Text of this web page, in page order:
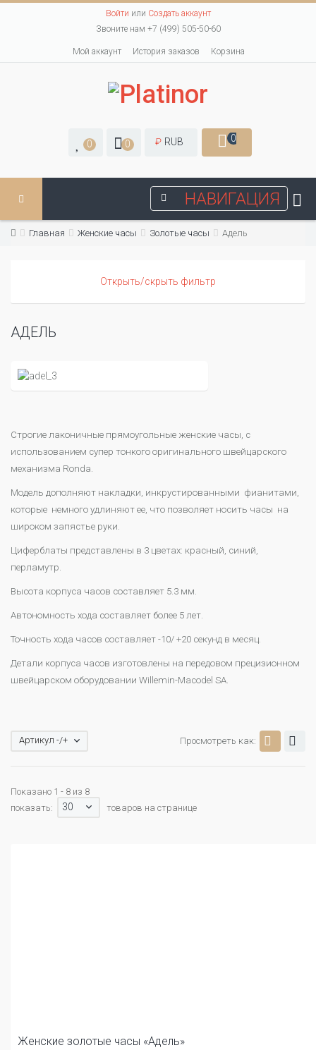
Войти или Создать аккаунт
Звоните нам +7 (499) 505-50-60
Мой аккаунт История заказов Корзина
0 0 ₽ RUB 0
НАВИГАЦИЯ
Главная Женские часы Золотые часы Адель
Открыть/скрыть фильтр
АДЕЛЬ
Строгие лаконичные прямоугольные женские часы, с
использованием супер тонкого оригинального швейцарского
механизма Ronda.
Модель дополняют накладки, инкрустированными фианитами,
которые немного удлиняют ее, что позволяет носить часы на
широком запястье руки.
Циферблаты представлены в 3 цветах: красный, синий,
перламутр.
Высота корпуса часов составляет 5.3 мм.
Автономность хода составляет более 5 лет.
Точность хода часов составляет -10/ +20 секунд в месяц.
Детали корпуса часов изготовлены на передовом прецизионном
швейцарском оборудовании Willemin-Macodel SA.
Просмотреть как:
Артикул -/+
Показано 1 - 8 из 8
показать:
30 товаров на странице
Женские золотые часы «Адель»